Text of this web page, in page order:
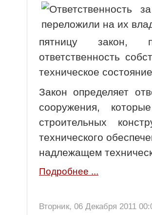
пятницу закон,
ответственность
техническое
Закон определяет
сооружения,
строительных
технического
надлежащем
Подробнее ...
Вторник, 06 Декабря 2011